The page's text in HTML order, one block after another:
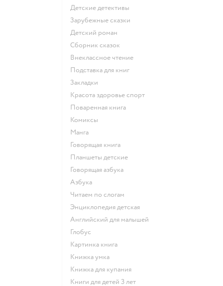
детские детективы
зарубежные сказки
детский роман
сборник сказок
внеклассное чтение
подставка для книг
закладки
красота здоровье спорт
поваренная книга
комиксы
манга
говорящая книга
Планшеты детские
говорящая азбука
азбука
читаем по слогам
энциклопедия детская
английский для малышей
глобус
картинка книга
книжка умка
книжка для купания
книги для детей 3 лет